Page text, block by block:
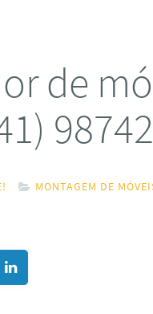
de
MONTAGEM DE